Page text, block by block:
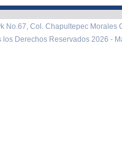
No.67, Col. Chapultepec
los Derechos Reservados 2026 -